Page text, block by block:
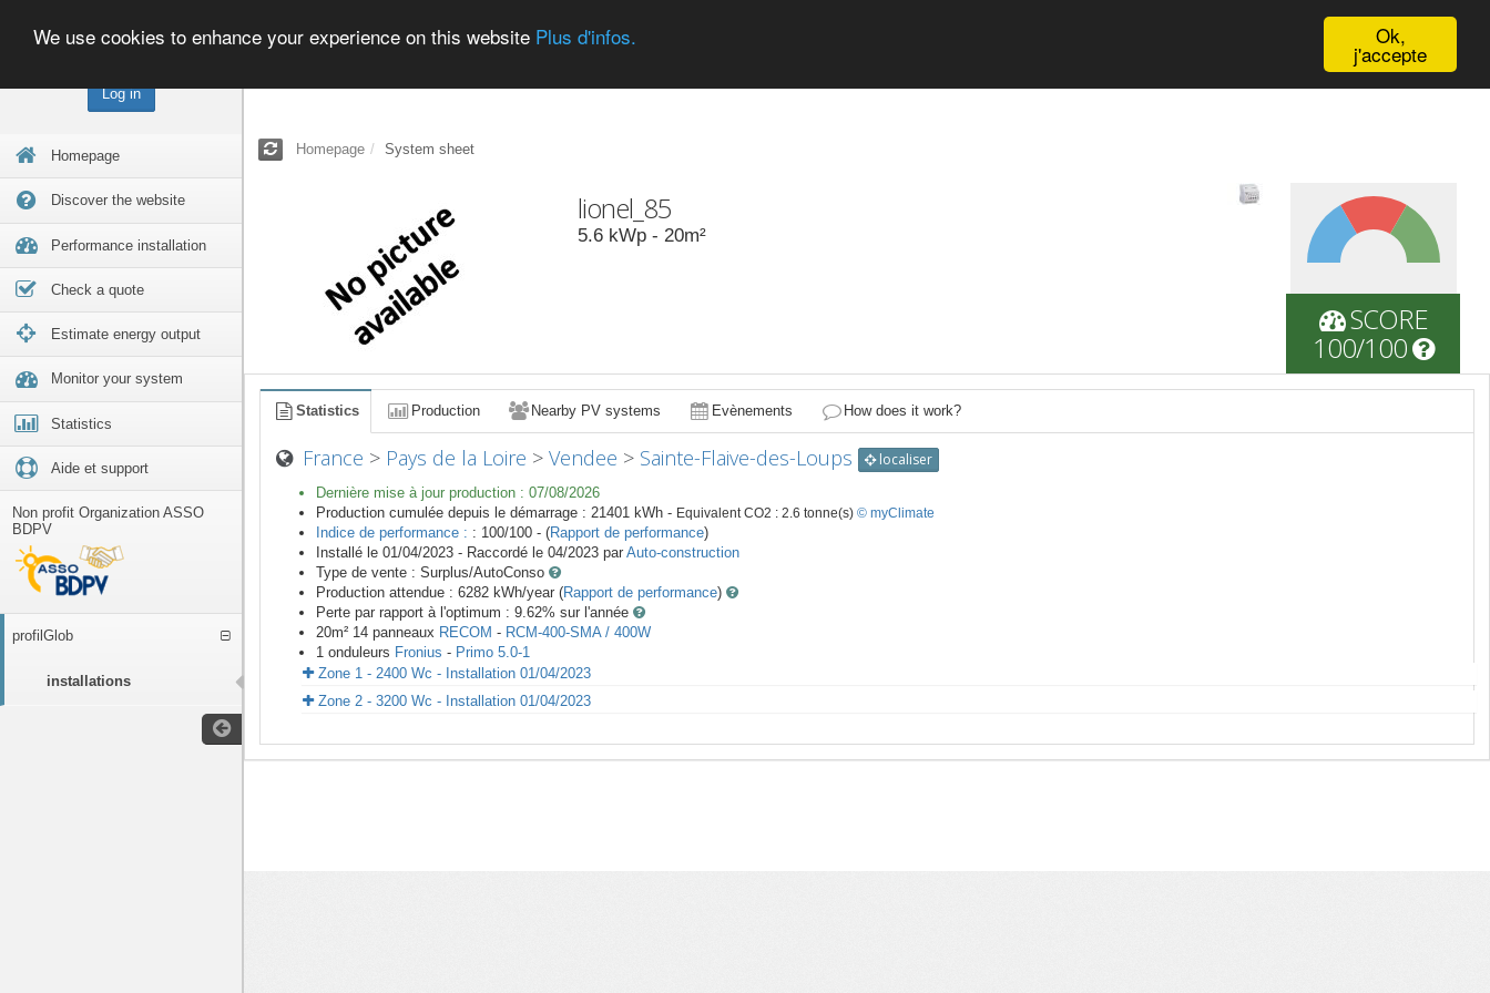
Log in
Homepage
Discover the website
Performance installation
Check a quote
Estimate energy output
Monitor your system
Statistics
Aide et support
Non profit Organization ASSO
BDPV
profilGlob
installations
Ok,
j'accepte
We use cookies to enhance your experience on this website Plus d'infos.
Homepage System sheet
lionel_85
5.6 kWp - 20m²
SCORE
100/100
Statistics Production Nearby PV systems Evènements How does it work?
France > Pays de la Loire >Vendee > Sainte-Flaive-des-Loups localiser
Dernière mise à jour production : 07/08/2026
Production cumulée depuis le démarrage : 21401 kWh - Equivalent CO2 : 2.6 tonne(s) © myClimate
Indice de performance : : 100/100 - (Rapport de performance)
Installé le 01/04/2023 - Raccordé le 04/2023 par Auto-construction
Type de vente : Surplus/AutoConso
Production attendue : 6282 kWh/year (Rapport de performance)
Perte par rapport à l'optimum : 9.62% sur l'année
20m² 14 panneaux RECOM - RCM-400-SMA / 400W
1 onduleurs Fronius - Primo 5.0-1
Zone 1 - 2400 Wc - Installation 01/04/2023
Zone 2 - 3200 Wc - Installation 01/04/2023